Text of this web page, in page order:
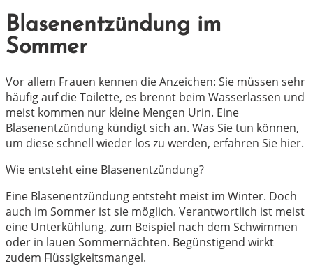
Blasenentzündung im
Sommer
Vor allem Frauen kennen die Anzeichen: Sie müssen sehr
häufig auf die Toilette, es brennt beim Wasserlassen und
meist kommen nur kleine Mengen Urin. Eine
Blasenentzündung kündigt sich an. Was Sie tun können,
um diese schnell wieder los zu werden, erfahren Sie hier.
Wie entsteht eine Blasenentzündung?
Eine Blasenentzündung entsteht meist im Winter. Doch
auch im Sommer ist sie möglich. Verantwortlich ist meist
eine Unterkühlung, zum Beispiel nach dem Schwimmen
oder in lauen Sommernächten. Begünstigend wirkt
zudem Flüssigkeitsmangel.